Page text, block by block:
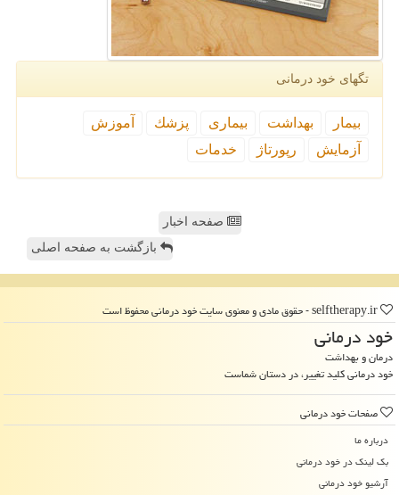
تگهای خود درمانی
بیمار بهداشت بیماری پزشك
آموزش
آزمایش
رپورتاژ خدمات
صفحه اخبار
بازگشت به صفحه اصلی
خود درمانی
درمان و بهداشت
خود درمانی کلید تغییر، در دستان شماست
صفحات خود درمانی
درباره ما
بک لینک در خود درمانی
آرشیو خود درمانی